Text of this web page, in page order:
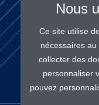
Nous
Ce site utilise
nécessaires
collecter des
personnaliser
pouvez